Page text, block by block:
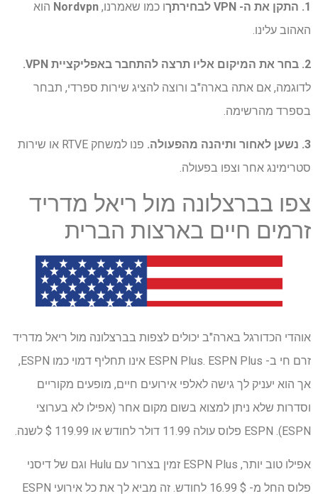
1. התקן את ה- VPN לבחירתך ו כמו שאמרנו, Nordvpn הוא
האהוב עלינו.
2. בחר את המיקום אליו תרצה להתחבר באפליקציית VPN.
לדוגמה, אם אתה בארה"ב ורוצה להציג שירות ספרדי, תבחר
בספרד מהרשימה.
3. נשען לאחור ותיהנה מהפעולה.
פנו למשחק RTVE או שירות
סטרימינג אחר וצפו בפעולה.
צפו בברצלונה מול ריאל מדריד
זרמים חיים בארצות הברית
אוהדי הכדורגל בארה"ב יכולים לצפות בברצלונה מול ריאל מדריד
זרם חי ב- ESPN Plus. ESPN Plus אינו תחליף דמוי כמו ESPN,
אך הוא יעניק לך גישה לאלפי אירועים חיים, מופעים מקוריים
וסדרות שלא ניתן למצוא בשום מקום אחר (אפילו לא בערוצי
ESPN). ESPN פלוס עולה 11.99 דולר לחודש או 119.99 $ לשנה.
אפילו טוב יותר, ESPN Plus זמין בצרור עם Hulu וגם של דיסני
פלוס החל מ- $ 16.99 לחודש. זה מביא לך את כל אירועי ESPN